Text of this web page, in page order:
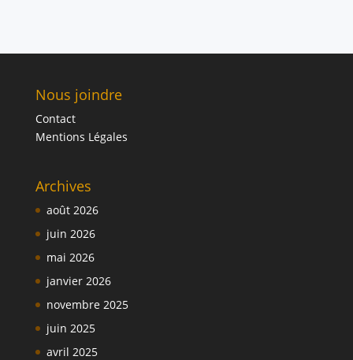
Nous joindre
Contact
Mentions Légales
Archives
août 2026
juin 2026
mai 2026
janvier 2026
novembre 2025
juin 2025
avril 2025